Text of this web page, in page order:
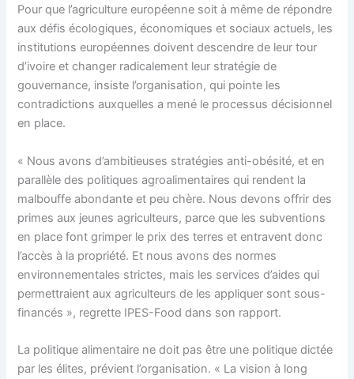
Pour que l’agriculture européenne soit à même de répondre
aux défis écologiques, économiques et sociaux actuels, les
institutions européennes doivent descendre de leur tour
d’ivoire et changer radicalement leur stratégie de
gouvernance, insiste l’organisation, qui pointe les
contradictions auxquelles a mené le processus décisionnel
en place.
« Nous avons d’ambitieuses stratégies anti-obésité, et en
parallèle des politiques agroalimentaires qui rendent la
malbouffe abondante et peu chère. Nous devons offrir des
primes aux jeunes agriculteurs, parce que les subventions
en place font grimper le prix des terres et entravent donc
l’accès à la propriété. Et nous avons des normes
environnementales strictes, mais les services d’aides qui
permettraient aux agriculteurs de les appliquer sont sous-
financés », regrette IPES-Food dans son rapport.
La politique alimentaire ne doit pas être une politique dictée
par les élites, prévient l’organisation. « La vision à long